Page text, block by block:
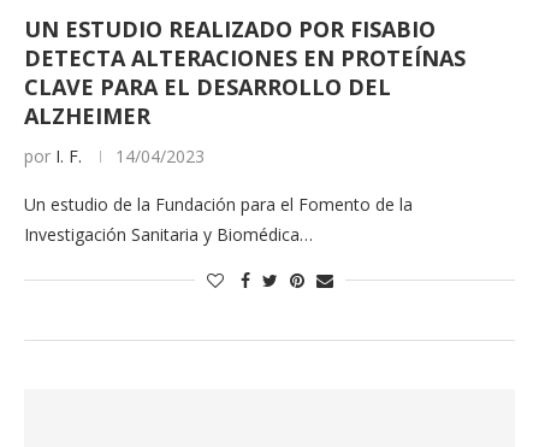
UN ESTUDIO REALIZADO POR FISABIO
DETECTA ALTERACIONES EN PROTEÍNAS
CLAVE PARA EL DESARROLLO DEL
ALZHEIMER
por I. F. 14/04/2023
Un estudio de la Fundación para el Fomento de la
Investigación Sanitaria y Biomédica…